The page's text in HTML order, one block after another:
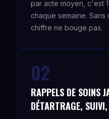
par acte moyen, c'est
chaque semaine.
chiffre ne bouge pas.
02
RAPPELS DE SOINS
DÉTARTRAGE,